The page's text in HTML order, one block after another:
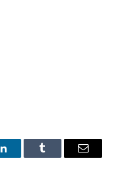
LinkedInTumblr Email